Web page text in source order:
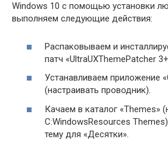
Windows 10 с помощью установки
выполняем следующие действия:
Распаковываем и
патч «UltraUXThemePatcher
Устанавливаем приложение
(настраивать проводник).
Качаем в каталог «Themes»
C:WindowsResources
тему для «Десятки».